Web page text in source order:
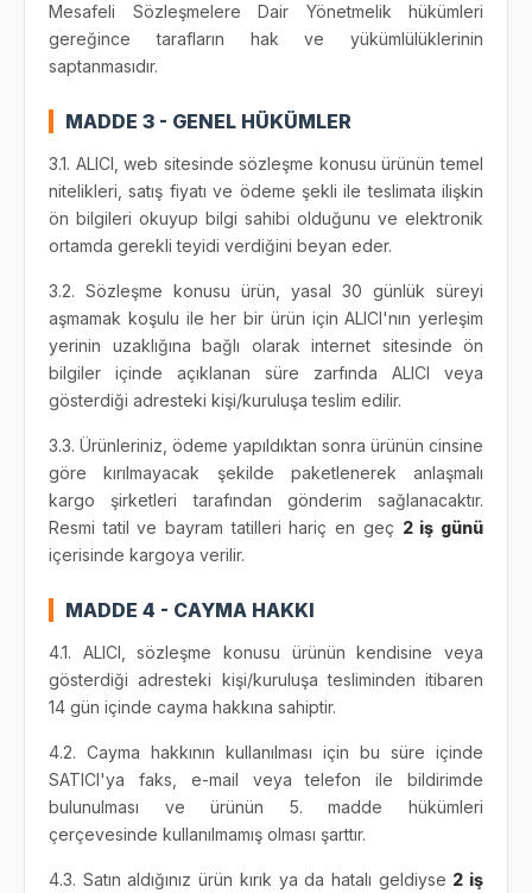
Mesafeli Sözleşmelere Dair Yönetmelik hükümleri
gereğince tarafların hak ve yükümlülüklerinin
saptanmasıdır.
MADDE 3 - GENEL HÜKÜMLER
3.1. ALICI, web sitesinde sözleşme konusu ürünün temel
nitelikleri, satış fiyatı ve ödeme şekli ile teslimata ilişkin
ön bilgileri okuyup bilgi sahibi olduğunu ve elektronik
ortamda gerekli teyidi verdiğini beyan eder.
3.2. Sözleşme konusu ürün, yasal 30 günlük süreyi
aşmamak koşulu ile her bir ürün için ALICI'nın yerleşim
yerinin uzaklığına bağlı olarak internet sitesinde ön
bilgiler içinde açıklanan süre zarfında ALICI veya
gösterdiği adresteki kişi/kuruluşa teslim edilir.
3.3. Ürünleriniz, ödeme yapıldıktan sonra ürünün cinsine
göre kırılmayacak şekilde paketlenerek anlaşmalı
kargo şirketleri tarafından gönderim sağlanacaktır.
Resmi tatil ve bayram tatilleri hariç en geç 2 iş günü
içerisinde kargoya verilir.
MADDE 4 - CAYMA HAKKI
4.1. ALICI, sözleşme konusu ürünün kendisine veya
gösterdiği adresteki kişi/kuruluşa tesliminden itibaren
14 gün içinde cayma hakkına sahiptir.
4.2. Cayma hakkının kullanılması için bu süre içinde
SATICI'ya faks, e-mail veya telefon ile bildirimde
bulunulması ve ürünün 5. madde hükümleri
çerçevesinde kullanılmamış olması şarttır.
4.3. Satın aldığınız ürün kırık ya da hatalı geldiyse 2 iş